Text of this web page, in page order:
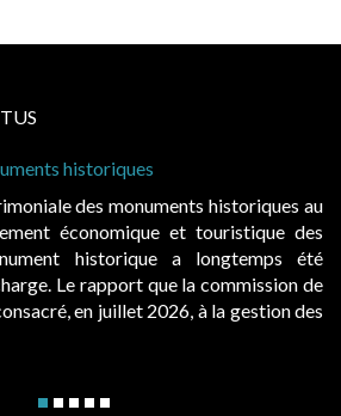
au
des
été
de
des
Cabines de plage : le juge
Evocatrices des bains de
également un beau sujet
public, elles donnent lieu au
d’occupation. Saisies par des